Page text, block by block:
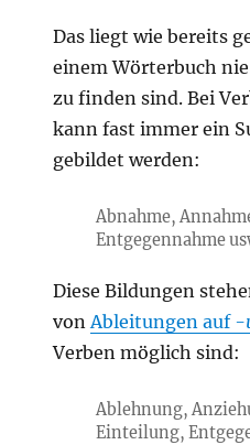
Das liegt wie bereits
einem Wörterbuch
zu finden sind. Bei
kann fast immer ein
gebildet werden:
Abnahme,
Entgegennahme
Diese Bildungen
vonAbleitungen auf -
Verben möglich sind:
Ablehnung,
Einteilung,